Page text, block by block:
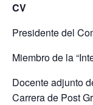
CV
Presidente del
Miembro de la
Docente adjunto
Carrera de Post